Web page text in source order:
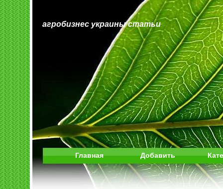
агробизнес украины статьи
Главная Добавить